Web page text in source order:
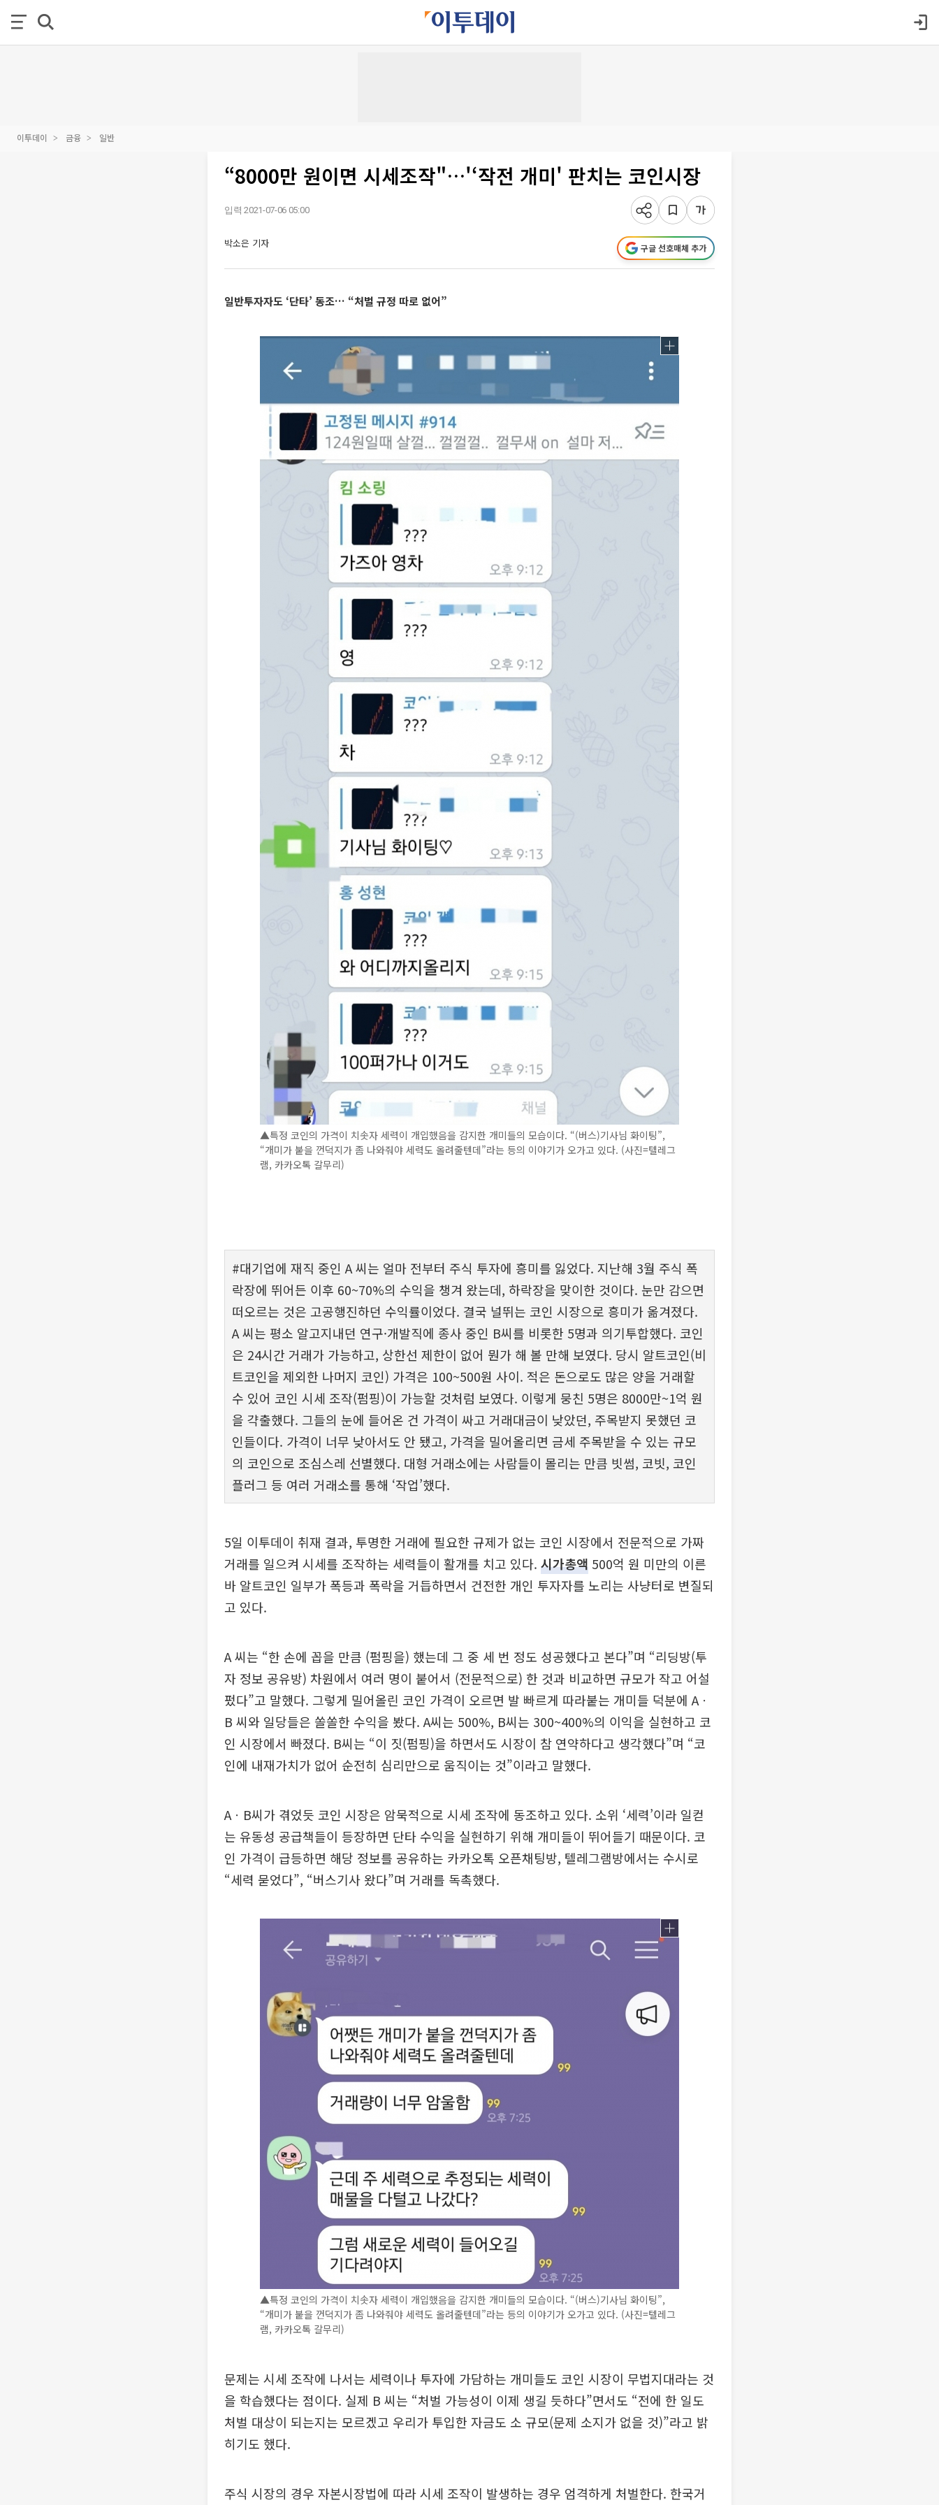
이투데이 금융 일반
“8000만 원이면 시세조작"…'‘작전 개미' 판치는 코인시장
입력 2021-07-06 05:00
박소은 기자 구글 선호매체 추가
일반투자자도 ‘단타’ 동조… “처벌 규정 따로 없어”
▲특정 코인의 가격이 치솟자 세력이 개입했음을 감지한 개미들의 모습이다. “(버스)기사님 화이팅”,
“개미가 붙을 껀덕지가 좀 나와줘야 세력도 올려줄텐데”라는 등의 이야기가 오가고 있다. (사진=텔레그
램, 카카오톡 갈무리)
#대기업에 재직 중인 A 씨는 얼마 전부터 주식 투자에 흥미를 잃었다. 지난해 3월 주식 폭
락장에 뛰어든 이후 60~70%의 수익을 챙겨 왔는데, 하락장을 맞이한 것이다. 눈만 감으면
떠오르는 것은 고공행진하던 수익률이었다. 결국 널뛰는 코인 시장으로 흥미가 옮겨졌다.
A 씨는 평소 알고지내던 연구·개발직에 종사 중인 B씨를 비롯한 5명과 의기투합했다. 코인
은 24시간 거래가 가능하고, 상한선 제한이 없어 뭔가 해 볼 만해 보였다. 당시 알트코인(비
트코인을 제외한 나머지 코인) 가격은 100~500원 사이. 적은 돈으로도 많은 양을 거래할
수 있어 코인 시세 조작(펌핑)이 가능할 것처럼 보였다. 이렇게 뭉친 5명은 8000만~1억 원
을 갹출했다. 그들의 눈에 들어온 건 가격이 싸고 거래대금이 낮았던, 주목받지 못했던 코
인들이다. 가격이 너무 낮아서도 안 됐고, 가격을 밀어올리면 금세 주목받을 수 있는 규모
의 코인으로 조심스레 선별했다. 대형 거래소에는 사람들이 몰리는 만큼 빗썸, 코빗, 코인
플러그 등 여러 거래소를 통해 ‘작업’했다.
5일 이투데이 취재 결과, 투명한 거래에 필요한 규제가 없는 코인 시장에서 전문적으로 가짜
거래를 일으켜 시세를 조작하는 세력들이 활개를 치고 있다. 시가총액 500억 원 미만의 이른
바 알트코인 일부가 폭등과 폭락을 거듭하면서 건전한 개인 투자자를 노리는 사냥터로 변질되
고 있다.
A 씨는 “한 손에 꼽을 만큼 (펌핑을) 했는데 그 중 세 번 정도 성공했다고 본다”며 “리딩방(투
자 정보 공유방) 차원에서 여러 명이 붙어서 (전문적으로) 한 것과 비교하면 규모가 작고 어설
펐다”고 말했다. 그렇게 밀어올린 코인 가격이 오르면 발 빠르게 따라붙는 개미들 덕분에 Aㆍ
B 씨와 일당들은 쏠쏠한 수익을 봤다. A씨는 500%, B씨는 300~400%의 이익을 실현하고 코
인 시장에서 빠졌다. B씨는 “이 짓(펌핑)을 하면서도 시장이 참 연약하다고 생각했다”며 “코
인에 내재가치가 없어 순전히 심리만으로 움직이는 것”이라고 말했다.
AㆍB씨가 겪었듯 코인 시장은 암묵적으로 시세 조작에 동조하고 있다. 소위 ‘세력’이라 일컫
는 유동성 공급책들이 등장하면 단타 수익을 실현하기 위해 개미들이 뛰어들기 때문이다. 코
인 가격이 급등하면 해당 정보를 공유하는 카카오톡 오픈채팅방, 텔레그램방에서는 수시로
“세력 묻었다”, “버스기사 왔다”며 거래를 독촉했다.
▲특정 코인의 가격이 치솟자 세력이 개입했음을 감지한 개미들의 모습이다. “(버스)기사님 화이팅”,
“개미가 붙을 껀덕지가 좀 나와줘야 세력도 올려줄텐데”라는 등의 이야기가 오가고 있다. (사진=텔레그
램, 카카오톡 갈무리)
문제는 시세 조작에 나서는 세력이나 투자에 가담하는 개미들도 코인 시장이 무법지대라는 것
을 학습했다는 점이다. 실제 B 씨는 “처벌 가능성이 이제 생길 듯하다”면서도 “전에 한 일도
처벌 대상이 되는지는 모르겠고 우리가 투입한 자금도 소 규모(문제 소지가 없을 것)”라고 밝
히기도 했다.
주식 시장의 경우 자본시장법에 따라 시세 조작이 발생하는 경우 엄격하게 처벌한다. 한국거